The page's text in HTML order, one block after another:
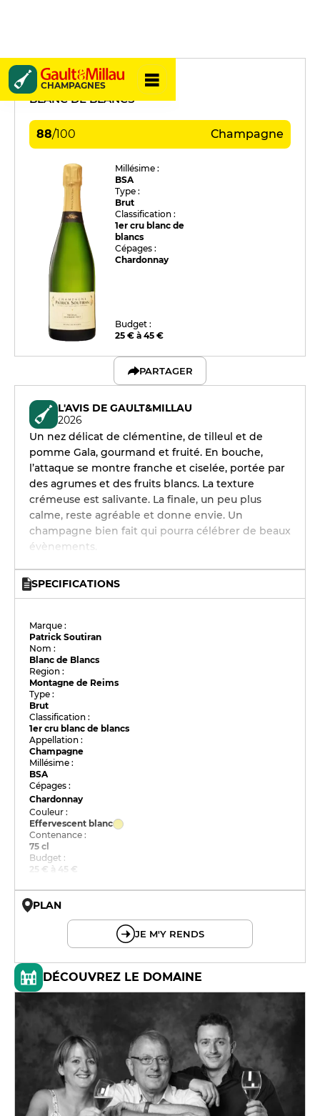
CHAMPAGNES
Patrick Soutiran
BLANC DE BLANCS
88/100 Champagne
Millésime :
BSA
Type :
Brut
Classification :
1er cru blanc de
blancs
Cépages :
Chardonnay
Budget :
25 € à 45 €
PARTAGER
L'AVIS DE GAULT&MILLAU
2026
Un nez délicat de clémentine, de tilleul et de
pomme Gala, gourmand et fruité. En bouche,
l’attaque se montre franche et ciselée, portée par
des agrumes et des fruits blancs. La texture
crémeuse est salivante. La finale, un peu plus
calme, reste agréable et donne envie. Un
champagne bien fait qui pourra célébrer de beaux
évènements.
SPECIFICATIONS
Marque :
Patrick Soutiran
Nom :
Blanc de Blancs
Region :
Montagne de Reims
Type :
Brut
Classification :
1er cru blanc de blancs
Appellation :
Champagne
Millésime :
BSA
Cépages :
Chardonnay
Couleur :
Effervescent blanc
Contenance :
75 cl
Budget :
25 € à 45 €
PLAN
JE M'Y RENDS
DÉCOUVREZ LE DOMAINE